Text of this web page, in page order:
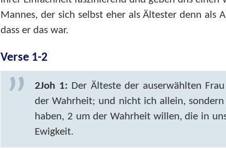
Mannes, der sich selbst eher als Ältester denn als
dass er das war.
Verse 1-2
2Joh 1: Der Älteste der auserwählten
der Wahrheit; und nicht ich allein,
haben, 2 um der Wahrheit willen, die in
Ewigkeit.